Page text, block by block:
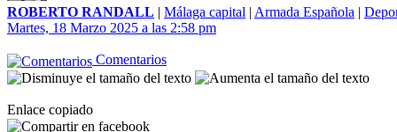
ROBERTO RANDALL | Málaga capital | Armada Española |
Martes, 18 Marzo 2025 a las 2:58 pm
Comentarios
Enlace copiado